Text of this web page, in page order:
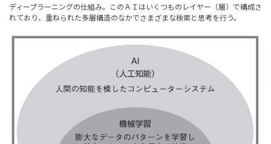
ディープラーニングの仕組み。このＡＩはいくつものレイヤー（層）で構成さ
れており、重ねられた多層構造のなかでさまざまな検索と思考を行う。